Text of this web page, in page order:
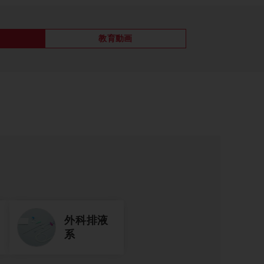
教育動画
外科排液
系